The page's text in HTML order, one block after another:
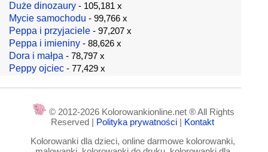
Duże dinozaury - 105,181 x
Mycie samochodu - 99,766 x
Peppa i przyjaciele - 97,207 x
Peppa i imieniny - 88,626 x
Dora i małpa - 78,797 x
Peppy ojciec - 77,429 x
© 2012-2026 Kolorowankionline.net ® All Rights
Reserved | Polityka prywatności | Kontakt
Kolorowanki dla dzieci, online darmowe kolorowanki,